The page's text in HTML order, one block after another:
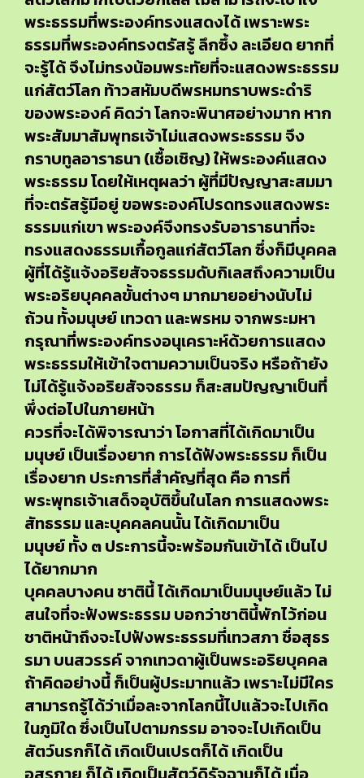
พระธรรมที่พระองค์ทรงแสดงได้ เพราะพระ
ธรรมที่พระองค์ทรงตรัสรู้ ลึกซึ้ง ละเอียด ยากที่
จะรู้ได้ จึงไม่ทรงน้อมพระทัยที่จะแสดงพระธรรม
แก่สัตว์โลก ท้าวสหัมบดีพรหมทราบพระดำริ
ของพระองค์ คิดว่า โลกจะพินาศอย่างมาก หาก
พระสัมมาสัมพุทธเจ้าไม่แสดงพระธรรม จึง
กราบทูลอาราธนา (เชื้อเชิญ) ให้พระองค์แสดง
พระธรรม โดยให้เหตุผลว่า ผู้ที่มีปัญญาสะสมมา
ที่จะตรัสรู้มีอยู่ ขอพระองค์โปรดทรงแสดงพระ
ธรรมแก่เขา พระองค์จึงทรงรับอาราธนาที่จะ
ทรงแสดงธรรมเกื้อกูลแก่สัตว์โลก ซึ่งก็มีบุคคล
ผู้ที่ได้รู้แจ้งอริยสัจจธรรมดับกิเลสถึงความเป็น
พระอริยบุคคลขั้นต่างๆ มากมายอย่างนับไม่
ถ้วน ทั้งมนุษย์ เทวดา และพรหม จากพระมหา
กรุณาที่พระองค์ทรงอนุเคราะห์ด้วยการแสดง
พระธรรมให้เข้าใจตามความเป็นจริง หรือถ้ายัง
ไม่ได้รู้แจ้งอริยสัจจธรรม ก็สะสมปัญญาเป็นที่
พึ่งต่อไปในภายหน้า
ควรที่จะได้พิจารณาว่า โอกาสที่ได้เกิดมาเป็น
มนุษย์ เป็นเรื่องยาก การได้ฟังพระธรรม ก็เป็น
เรื่องยาก ประการที่สำคัญที่สุด คือ การที่
พระพุทธเจ้าเสด็จอุบัติขึ้นในโลก การแสดงพระ
สัทธรรม และบุคคลคนนั้น ได้เกิดมาเป็น
มนุษย์ ทั้ง ๓ ประการนี้จะพร้อมกันเข้าได้ เป็นไป
ได้ยากมาก
บุคคลบางคน ชาตินี้ ได้เกิดมาเป็นมนุษย์แล้ว ไม่
สนใจที่จะฟังพระธรรม บอกว่าชาตินี้พักไว้ก่อน
ชาติหน้าถึงจะไปฟังพระธรรมที่เทวสภา ชื่อสุธร
รมา บนสวรรค์ จากเทวดาผู้เป็นพระอริยบุคคล
ถ้าคิดอย่างนี้ ก็เป็นผู้ประมาทแล้ว เพราะไม่มีใคร
สามารถรู้ได้ว่าเมื่อละจากโลกนี้ไปแล้วจะไปเกิด
ในภูมิใด ซึ่งเป็นไปตามกรรม อาจจะไปเกิดเป็น
สัตว์นรกก็ได้ เกิดเป็นเปรตก็ได้ เกิดเป็น